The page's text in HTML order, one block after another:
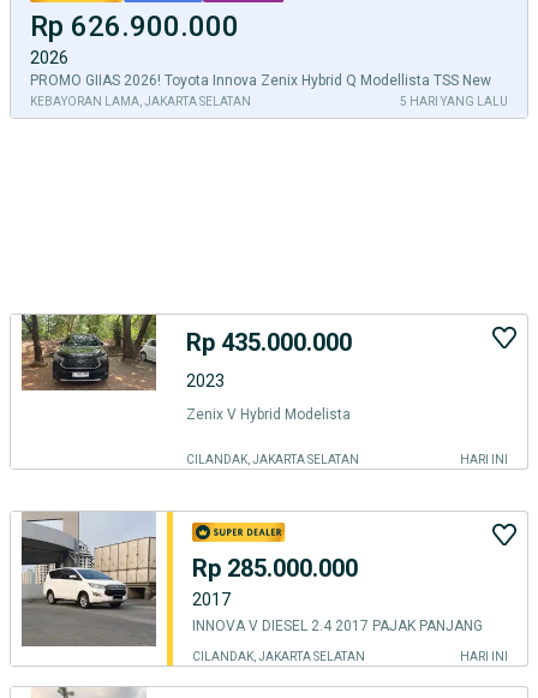
Rp 626.900.000
2026
PROMO GIIAS 2026! Toyota Innova Zenix Hybrid Q Modellista TSS New
KEBAYORAN LAMA, JAKARTA SELATAN 5 HARI YANG LALU
Rp 435.000.000
2023
Zenix V Hybrid Modelista
CILANDAK, JAKARTA SELATAN HARI INI
Rp 285.000.000
2017
INNOVA V DIESEL 2.4 2017 PAJAK PANJANG
CILANDAK, JAKARTA SELATAN HARI INI